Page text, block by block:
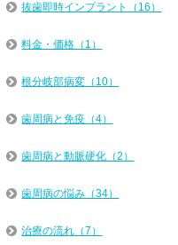
抜歯即時インプラント（16）
料金・価格（1）
根分岐部病変（10）
歯周病と免疫（4）
歯周病と動脈硬化（2）
歯周病の悩み（34）
治療の流れ（7）